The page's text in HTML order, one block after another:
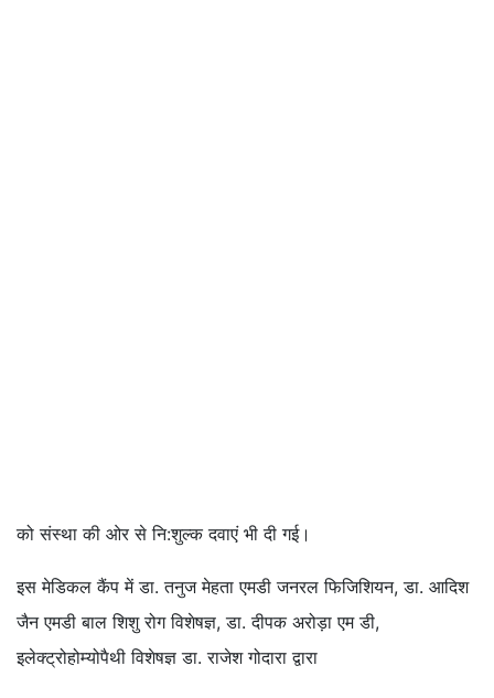
को संस्था की ओर से नि:शुल्क दवाएं भी दी गई।
इस मेडिकल कैंप में डा. तनुज मेहता एमडी जनरल फिजिशियन, डा. आदिश
जैन एमडी बाल शिशु रोग विशेषज्ञ, डा. दीपक अरोड़ा एम डी,
इलेक्ट्रोहोम्योपैथी विशेषज्ञ डा. राजेश गोदारा द्वारा